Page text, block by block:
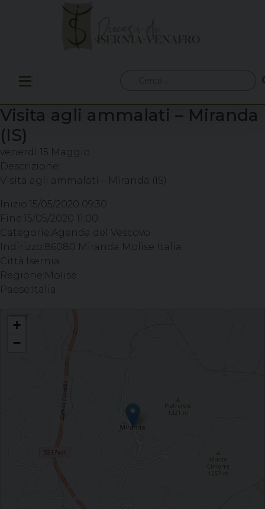
per:
Visita agli ammalati – Miranda
(IS)
venerdì 15 Maggio
Descrizione:
Visita agli ammalati – Miranda (IS)
Inizio: 15/05/2020 09:30
Fine: 15/05/2020 11:00
Categorie: Agenda del Vescovo
Indirizzo: 86080 Miranda Molise Italia
Città: Isernia
Regione: Molise
Paese: Italia
Visita agli ammalati - Miranda (IS)
+
−